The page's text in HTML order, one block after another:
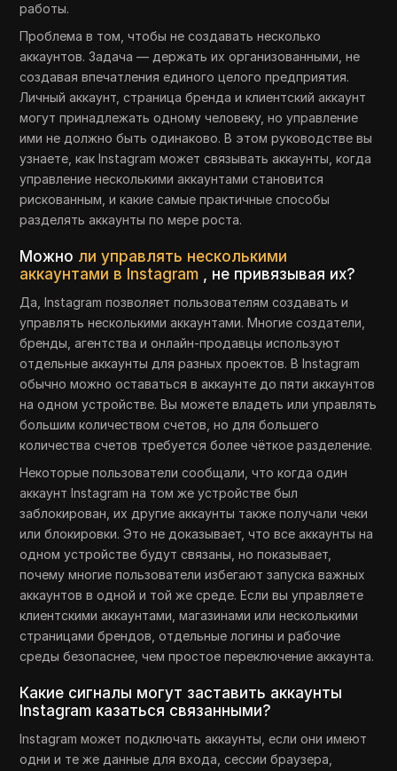
работы.
Проблема в том, чтобы не создавать несколько
аккаунтов. Задача — держать их организованными, не
создавая впечатления единого целого предприятия.
Личный аккаунт, страница бренда и клиентский аккаунт
могут принадлежать одному человеку, но управление
ими не должно быть одинаково. В этом руководстве вы
узнаете, как Instagram может связывать аккаунты, когда
управление несколькими аккаунтами становится
рискованным, и какие самые практичные способы
разделять аккаунты по мере роста.
Можно ли управлять несколькими
аккаунтами в Instagram , не привязывая их?
Да, Instagram позволяет пользователям создавать и
управлять несколькими аккаунтами. Многие создатели,
бренды, агентства и онлайн-продавцы используют
отдельные аккаунты для разных проектов. В Instagram
обычно можно оставаться в аккаунте до пяти аккаунтов
на одном устройстве. Вы можете владеть или управлять
большим количеством счетов, но для большего
количества счетов требуется более чёткое разделение.
Некоторые пользователи сообщали, что когда один
аккаунт Instagram на том же устройстве был
заблокирован, их другие аккаунты также получали чеки
или блокировки. Это не доказывает, что все аккаунты на
одном устройстве будут связаны, но показывает,
почему многие пользователи избегают запуска важных
аккаунтов в одной и той же среде. Если вы управляете
клиентскими аккаунтами, магазинами или несколькими
страницами брендов, отдельные логины и рабочие
среды безопаснее, чем простое переключение аккаунта.
Какие сигналы могут заставить аккаунты
Instagram казаться связанными?
Instagram может подключать аккаунты, если они имеют
одни и те же данные для входа, сессии браузера,